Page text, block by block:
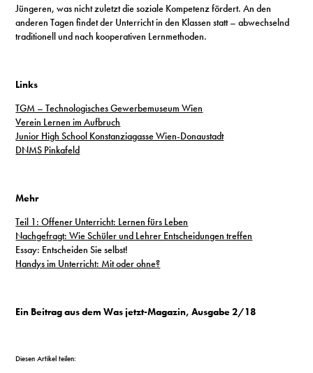
Jüngeren, was nicht zuletzt die soziale Kompetenz fördert. An den
anderen Tagen findet der Unterricht in den Klassen statt – abwechselnd
traditionell und nach kooperativen Lernmethoden.
Links
TGM – Technologisches Gewerbemuseum Wien
Verein Lernen im Aufbruch
Junior High School Konstanziagasse Wien-Donaustadt
DNMS Pinkafeld
Mehr
Teil 1: Offener Unterricht: Lernen fürs Leben
Nachgefragt: Wie Schüler und Lehrer Entscheidungen treffen
Essay: Entscheiden Sie selbst!
Handys im Unterricht: Mit oder ohne?
Ein Beitrag aus dem Was jetzt-Magazin, Ausgabe 2/18
Diesen Artikel teilen: